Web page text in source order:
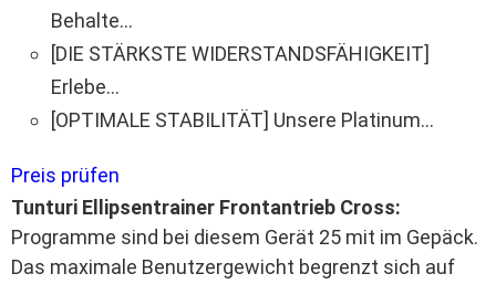
Behalte...
[DIE STÄRKSTE WIDERSTANDSFÄHIGKEIT]
Erlebe...
[OPTIMALE STABILITÄT] Unsere Platinum...
Preis prüfen
Tunturi Ellipsentrainer Frontantrieb Cross:
Programme sind bei diesem Gerät 25 mit im Gepäck.
Das maximale Benutzergewicht begrenzt sich auf